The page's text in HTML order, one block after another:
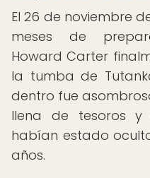
El 26 de noviembre
meses de
Howard Carter
la tumba de
dentro fue
llena de tesoros y
habían estado
años.